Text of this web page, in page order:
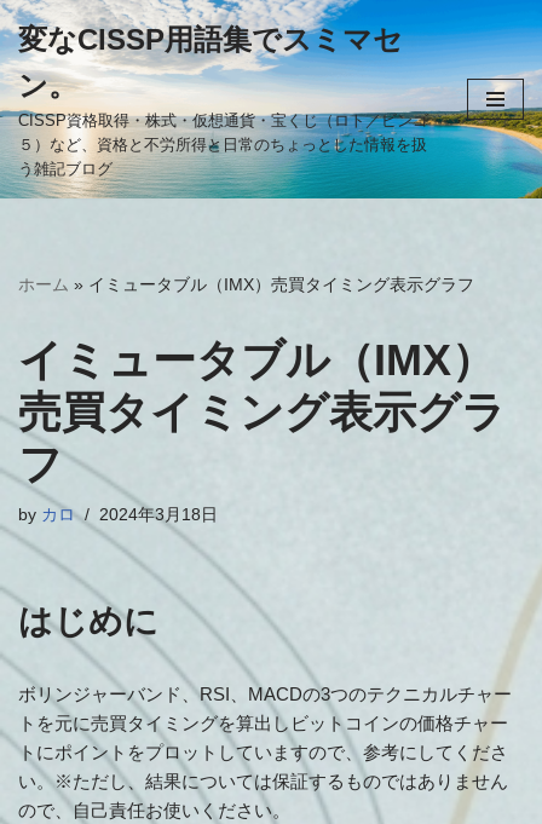
コ
ン
テ
ン
ツ
ッ
変なCISSP用語集でスミマセ
ン。
CISSP資格取得・株式・仮想通貨・宝くじ（ロト／ビンゴ
５）など、資格と不労所得と日常のちょっとした情報を扱
う雑記ブログ
ホーム » イミュータブル（IMX）売買タイミング表示グラフ
イミュータブル（IMX）
売買タイミング表示グラ
フ
by カロ 2024年3月18日
はじめに
ボリンジャーバンド、RSI、MACDの3つのテクニカルチャー
トを元に売買タイミングを算出しビットコインの価格チャー
トにポイントをプロットしていますので、参考にしてくださ
い。※ただし、結果については保証するものではありません
ので、自己責任お使いください。